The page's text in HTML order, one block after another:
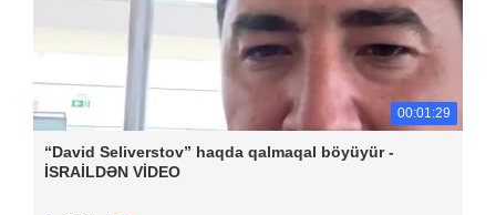
00:01:29
“David Seliverstov” haqda qalmaqal böyüyür -
İSRAİLDƏN VİDEO